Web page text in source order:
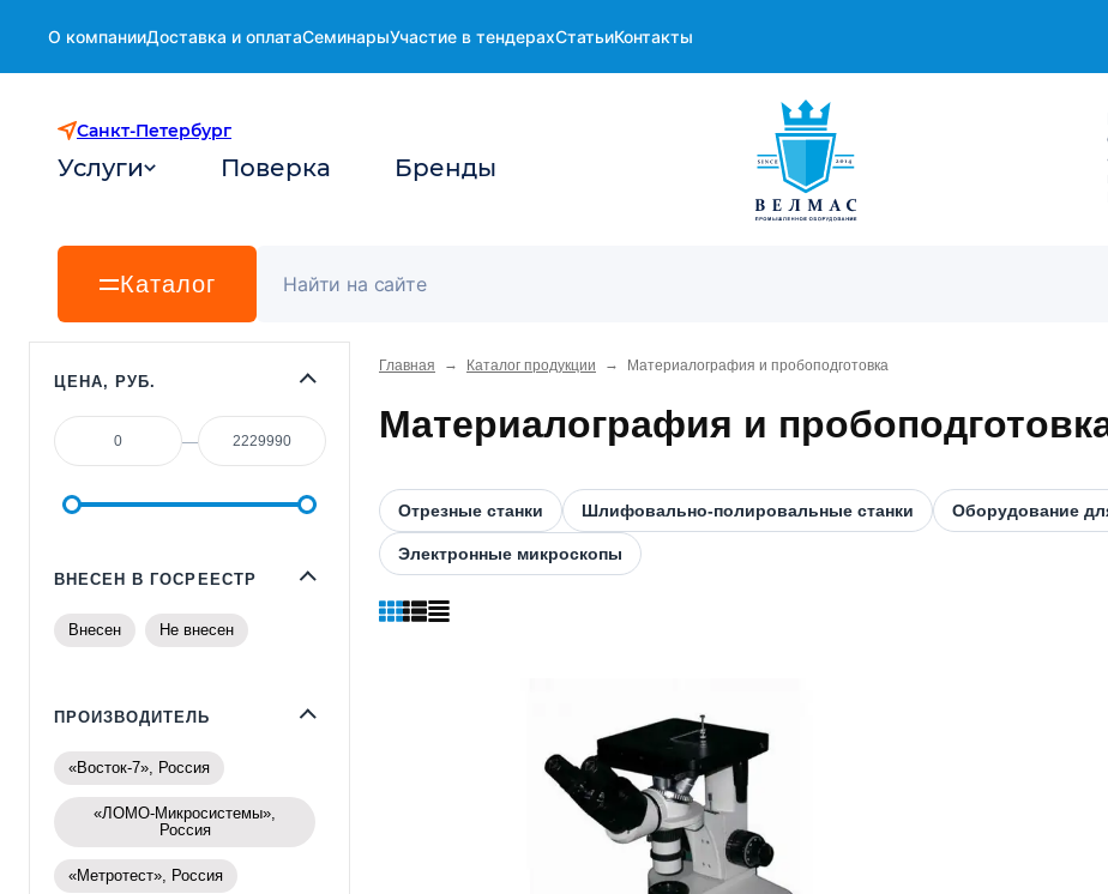
О компанииДоставка и оплатаСеминарыУчастие в тендерахСтатьиКонтакты
Санкт-Петербург
Услуги Поверка Бренды
Каталог
Главная → Каталог продукции → Материалография и пробоподготовка
Материалография и
Отрезные станки Шлифовально-полировальные станки Оборудование
Электронные микроскопы
ЦЕНА, РУБ.
—
ВНЕСЕН В ГОСРЕЕСТР
Внесен Не внесен
ПРОИЗВОДИТЕЛЬ
«Восток-7», Россия
«ЛОМО-Микросистемы»,
Россия
«Метротест», Россия